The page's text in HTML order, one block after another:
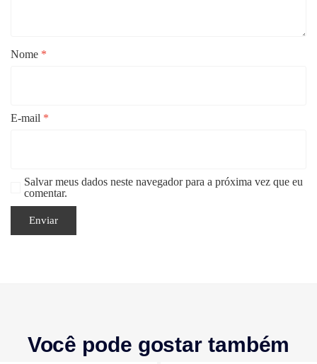
Nome *
E-mail *
Salvar meus dados neste navegador para a próxima vez que eu
comentar.
Você pode gostar também